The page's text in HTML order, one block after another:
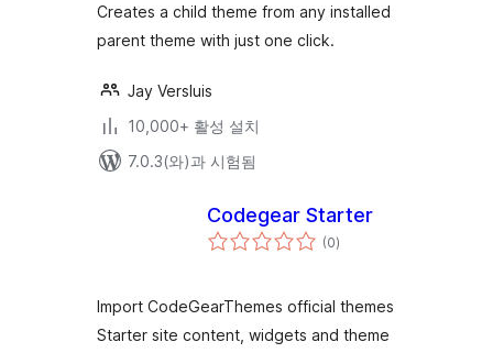
Creates a child theme from any installed
parent theme with just one click.
Jay Versluis
10,000+ 활성 설치
7.0.3(와)과 시험됨
Codegear Starter
(0전
체)
Import CodeGearThemes official themes
Starter site content, widgets and theme